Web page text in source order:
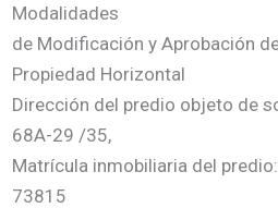
Modalidades
de Modificación y Aprobación
Propiedad Horizontal
Dirección del predio objeto de
68A-29 /35,
Matrícula inmobiliaria del
73815